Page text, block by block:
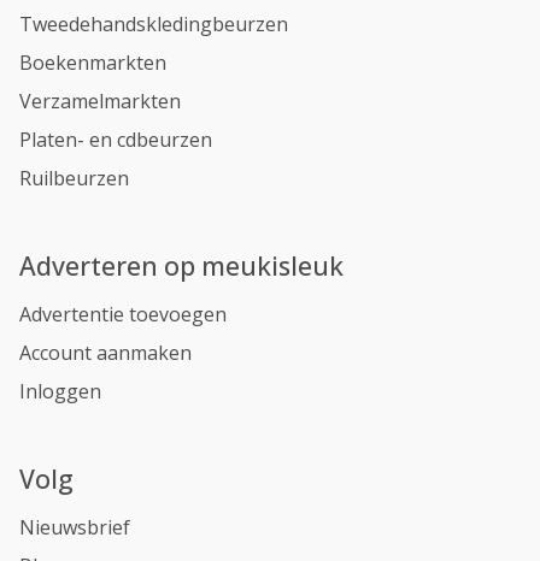
Tweedehandskledingbeurzen
Boekenmarkten
Verzamelmarkten
Platen- en cdbeurzen
Ruilbeurzen
Adverteren op meukisleuk
Advertentie toevoegen
Account aanmaken
Inloggen
Volg
Nieuwsbrief